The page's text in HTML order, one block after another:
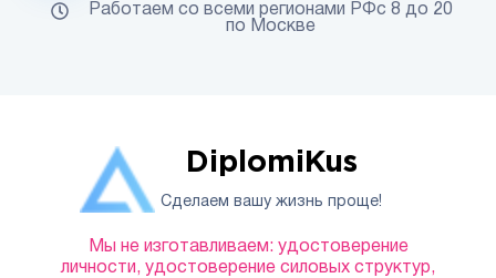
DiplomiKus
Сделаем вашу жизнь проще!
Мы не изготавливаем: удостоверение
личности, удостоверение силовых структур,
Работаем со всеми регионами РФс 8 до 20
по Москве